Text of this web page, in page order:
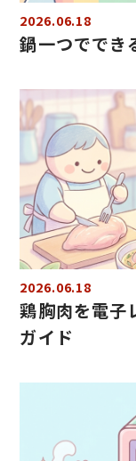
2026.06.18
鍋一つででき
2026.06.18
鶏胸肉を電子
ガイド